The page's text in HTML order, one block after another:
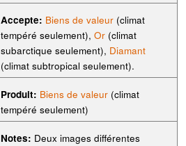
Accepte: Biens de valeur (climat
tempéré seulement), Or (climat
subarctique seulement), Diamant
(climat subtropical seulement).
Produit: Biens de valeur (climat
tempéré seulement)
Notes: Deux images différentes